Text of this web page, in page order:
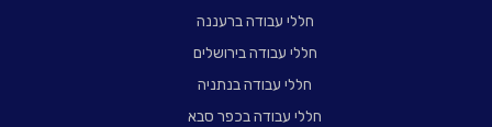
חללי עבודה ברעננה
חללי עבודה בירושלים
חללי עבודה בנתניה
חללי עבודה בכפר סבא